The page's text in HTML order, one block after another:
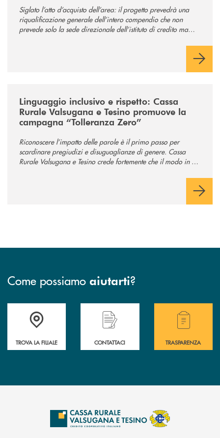
Siglato l’atto d’acquisto dell’area: il progetto prevedrà una
riqualificazione generale dell’intero compendio che non
prevede solo la sede direzionale dell’istituto di credito ma
Linguaggio inclusivo e rispetto: Cassa
Rurale Valsugana e Tesino promuove la
campagna “Tolleranza Zero”
Riconoscere l’impatto delle parole è il primo passo per
scardinare pregiudizi e disuguaglianze di genere. Cassa
Rurale Valsugana e Tesino crede fortemente che il modo in cui
Come possiamo aiutarti?
Accedi all' elenco completo delle filiali .
TROVA LA FILIALE
Hai bisogno di assistenza immediata?
CONTATTACI
Hai bisogno di
TRASPARENZA